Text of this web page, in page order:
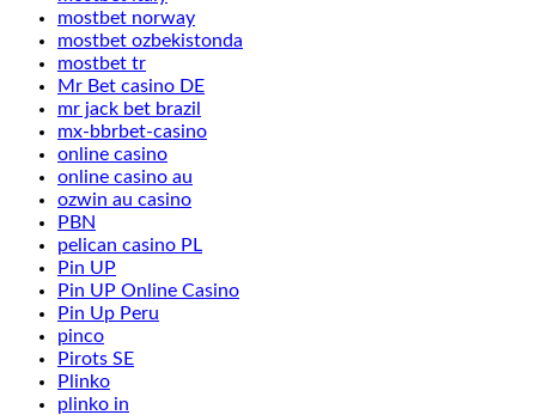
mostbet norway
mostbet ozbekistonda
mostbet tr
Mr Bet casino DE
mr jack bet brazil
mx-bbrbet-casino
online casino
online casino au
ozwin au casino
PBN
pelican casino PL
Pin UP
Pin UP Online Casino
Pin Up Peru
pinco
Pirots SE
Plinko
plinko in